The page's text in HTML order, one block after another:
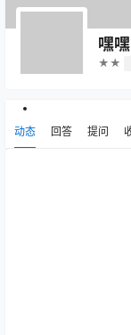
嘿嘿
★★
动态 回答 提问